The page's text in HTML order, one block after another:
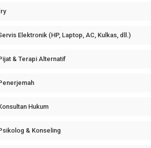
Elektronik (HP, Laptop, AC, Kulkas, dll.)
& Terapi Alternatif
Hukum
& Konseling